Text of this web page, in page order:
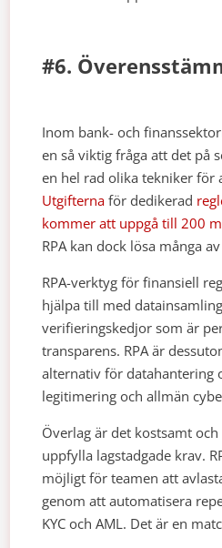
#6.
Inom bank- och
en så viktig fråga att det på
en hel rad olika tekniker för
Utgifterna för dedikerad
kommer att uppgå till 200
RPA kan dock lösa många
RPA-verktyg för finansiell
hjälpa till med
verifieringskedjor som är
transparens. RPA är
alternativ för datahantering
legitimering och allmän
Överlag är det kostsamt
uppfylla lagstadgade krav.
möjligt för teamen att
genom att automatisera
KYC och AML. Det är en